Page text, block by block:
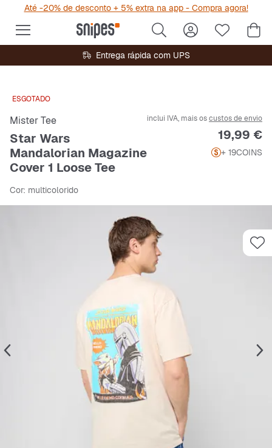
Até -20% de desconto + 5% extra na app - Compra agora!
Entrega rápida com UPS
ESGOTADO
Mister Tee
Star Wars
Mandalorian Magazine
Cover 1 Loose Tee
inclui IVA, mais oscustos de envio
Preço
19,99 €
+ 19COINS
Cor: multicolorido